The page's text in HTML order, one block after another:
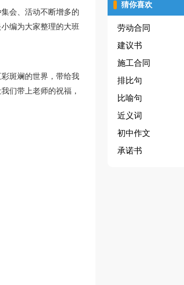
会、活动不断增多的
编为大家整理的大班
斑斓的世界，带给我
们带上老师的祝福，
猜你喜欢
劳动合同
建议书
施工合同
排比句
比喻句
近义词
初中作文
承诺书